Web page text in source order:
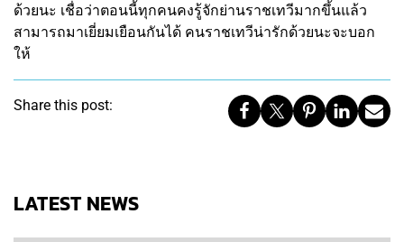
ด้วยนะ เชื่อว่าตอนนี้ทุกคนคงรู้จักย่านราชเทวีมากขึ้นแล้ว
สามารถมาเยี่ยมเยือนกันได้ คนราชเทวีน่ารักด้วยนะจะบอก
ให้
Share this post:
LATEST NEWS